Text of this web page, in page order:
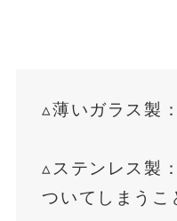
▵薄いガラス製
▵ステンレス製
ついてしまうこ